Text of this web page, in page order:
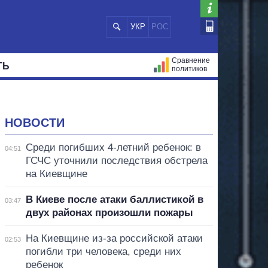
УКР РОС
Сравнение
политиков
НОВОСТИ
04:51
Среди погибших 4-летний ребенок: в
ГСЧС уточнили последствия обстрела
на Киевщине
03:47
В Киеве после атаки баллистикой в
двух районах произошли пожары
02:53
На Киевщине из-за российской атаки
погибли три человека, среди них
ребенок